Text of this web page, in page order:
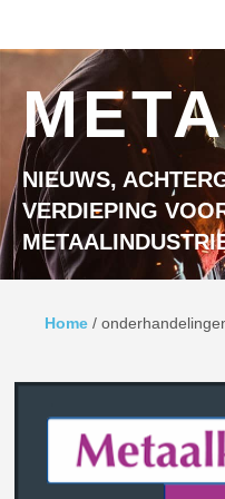
NIEUWS,
VERDIEPING
Home /